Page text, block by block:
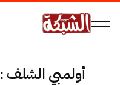
أولمبي